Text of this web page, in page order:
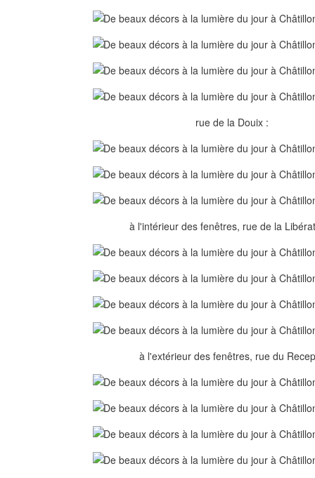
rue de la Douix :
à l'intérieur des fenêtres, rue de la
à l'extérieur des fenêtres, rue du